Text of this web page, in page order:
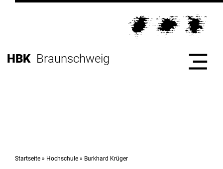
Inhalt
zur
Direkt
HBK Braunschweig
Hochschule
Startseite Hochschule Burkhard Krüger